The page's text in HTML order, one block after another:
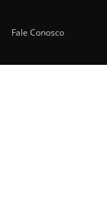
Fale Conosco